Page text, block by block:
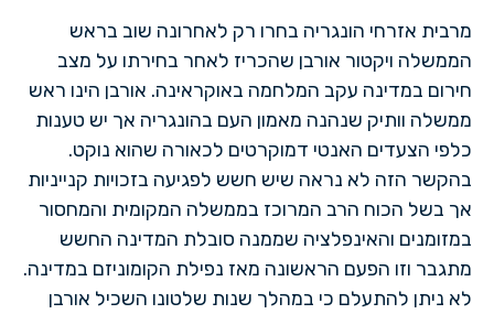
מרבית אזרחי הונגריה בחרו רק לאחרונה שוב בראש
הממשלה ויקטור אורבן שהכריז לאחר בחירתו על מצב
חירום במדינה עקב המלחמה באוקראינה. אורבן הינו ראש
ממשלה וותיק שנהנה מאמון העם בהונגריה אך יש טענות
כלפי הצעדים האנטי דמוקרטים לכאורה שהוא נוקט.
בהקשר הזה לא נראה שיש חשש לפגיעה בזכויות קנייניות
אך בשל הכוח הרב המרוכז בממשלה המקומית והמחסור
במזומנים והאינפלציה שממנה סובלת המדינה החשש
מתגבר וזו הפעם הראשונה מאז נפילת הקומוניזם במדינה.
לא ניתן להתעלם כי במהלך שנות שלטונו השכיל אורבן